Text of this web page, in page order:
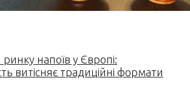
напоїв у Європі:
витісняє традиційні формати